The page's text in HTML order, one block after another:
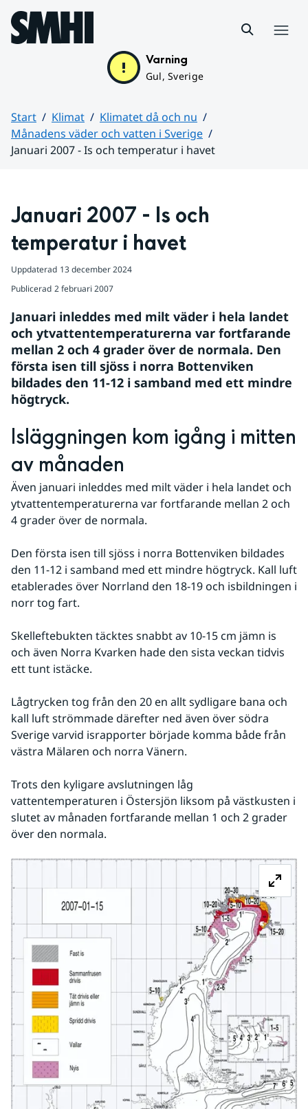
Hoppa till sidans innehåll
Varning
Gul, Sverige
Start Klimat
Klimatet då och nu
Månadens väder och vatten i Sverige
Januari 2007 - Is och temperatur i havet
Januari 2007 - Is och
temperatur i havet
Uppdaterad 13 december 2024
Publicerad 2 februari 2007
Januari inleddes med milt väder i hela landet
och ytvattentemperaturerna var fortfarande
mellan 2 och 4 grader över de normala. Den
första isen till sjöss i norra Bottenviken
bildades den 11-12 i samband med ett mindre
högtryck.
Isläggningen kom igång i mitten
av månaden
Även januari inleddes med milt väder i hela landet och
ytvattentemperaturerna var fortfarande mellan 2 och
4 grader över de normala.
Den första isen till sjöss i norra Bottenviken bildades
den 11-12 i samband med ett mindre högtryck. Kall luft
etablerades över Norrland den 18-19 och isbildningen i
norr tog fart.
Skelleftebukten täcktes snabbt av 10-15 cm jämn is
och även Norra Kvarken hade den sista veckan tidvis
ett tunt istäcke.
Lågtrycken tog från den 20 en allt sydligare bana och
kall luft strömmade därefter ned även över södra
Sverige varvid israpporter började komma både från
västra Mälaren och norra Vänern.
Trots den kyligare avslutningen låg
vattentemperaturen i Östersjön liksom på västkusten i
slutet av månaden fortfarande mellan 1 och 2 grader
över den normala.